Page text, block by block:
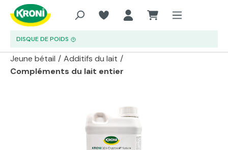
Aller au contenu principal
DISQUE DE POIDS
Jeune bétail / Additifs du lait /
Compléments du lait entier